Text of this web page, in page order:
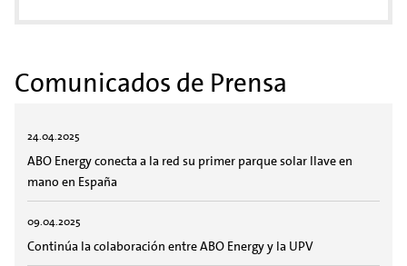
Comunicados de Prensa
24.04.2025
ABO Energy conecta a la red su primer parque solar llave en
mano en España
09.04.2025
Continúa la colaboración entre ABO Energy y la UPV